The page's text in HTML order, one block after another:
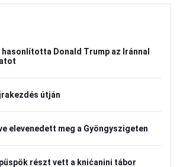
Donald Trump az Iránnal
útján
elevenedett meg a Gyöngyszigeten
részt vett a knićanini tábor